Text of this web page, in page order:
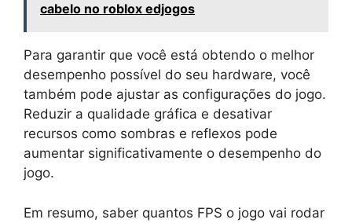
cabelo no roblox edjogos
Para garantir que você está obtendo o melhor
desempenho possível do seu hardware, você
também pode ajustar as configurações do jogo.
Reduzir a qualidade gráfica e desativar
recursos como sombras e reflexos pode
aumentar significativamente o desempenho do
jogo.
Em resumo, saber quantos FPS o jogo vai rodar